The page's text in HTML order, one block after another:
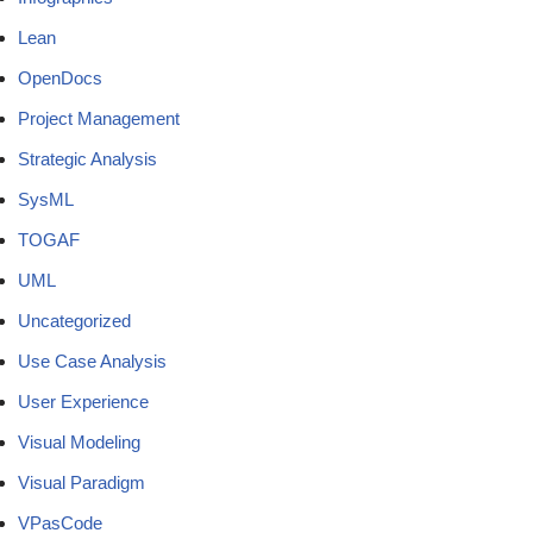
Lean
OpenDocs
Project Management
Strategic Analysis
SysML
TOGAF
UML
Uncategorized
Use Case Analysis
User Experience
Visual Modeling
Visual Paradigm
VPasCode